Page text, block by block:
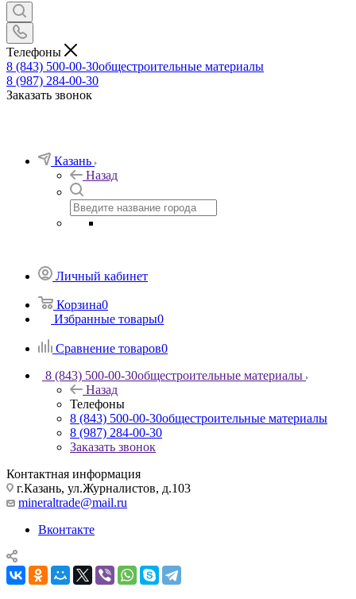
Телефоны
8 (843) 500-00-30общестроительные материалы
8 (987) 284-00-30
Заказать звонок
Казань
Назад
Личный кабинет
Корзина0
Избранные товары0
Сравнение товаров0
8 (843) 500-00-30общестроительные материалы
Назад
Телефоны
8 (843) 500-00-30общестроительные материалы
8 (987) 284-00-30
Заказать звонок
Контактная информация
г.Казань, ул.Журналистов, д.103
mineraltrade@mail.ru
Вконтакте